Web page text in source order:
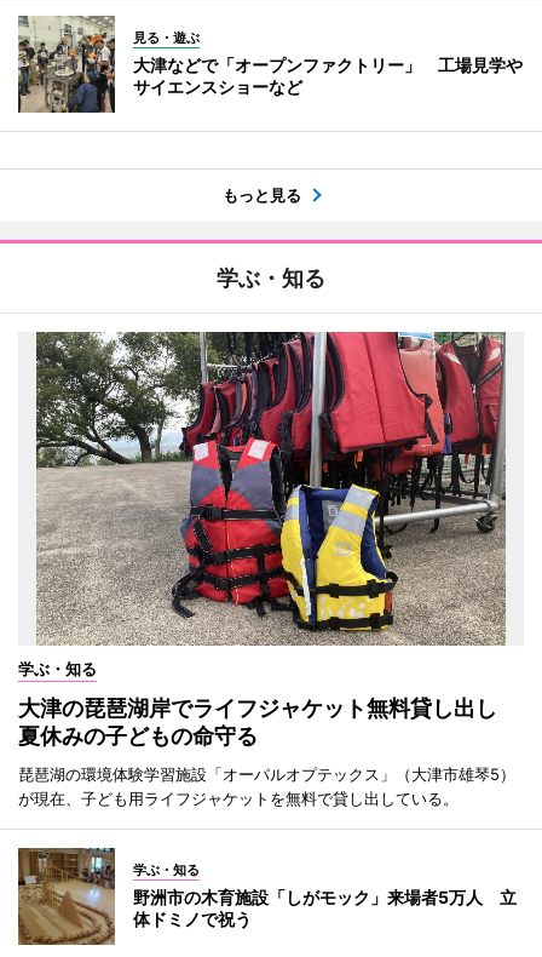
見る・遊ぶ
大津などで「オープンファクトリー」 工場見学や
サイエンスショーなど
もっと見る
学ぶ・知る
学ぶ・知る
大津の琵琶湖岸でライフジャケット無料貸し出し
夏休みの子どもの命守る
琵琶湖の環境体験学習施設「オーパルオプテックス」（大津市雄琴5）
が現在、子ども用ライフジャケットを無料で貸し出している。
学ぶ・知る
野洲市の木育施設「しがモック」来場者5万人 立
体ドミノで祝う